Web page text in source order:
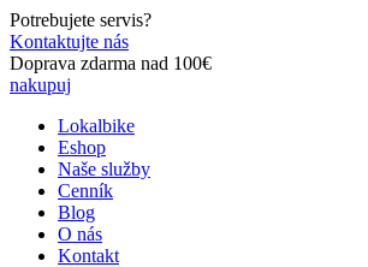
Preskočiť
na
obsah
Potrebujete servis?
Kontaktujte nás
Doprava zdarma nad 100€
nakupuj
Lokalbike
Eshop
Naše služby
Cenník
Blog
O nás
Kontakt